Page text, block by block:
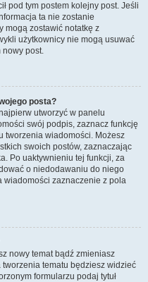
pod tym postem kolejny post. Jeśli
ta nie zostanie
mogą zostawić notatkę z
użytkownicy nie mogą usuwać
nowy post.
posta?
utworzyć w panelu
swój podpis, zaznacz funkcję
tworzenia wiadomości. Możesz
swoich postów, zaznaczając
Po uaktywnieniu tej funkcji, za
o niedodawaniu do niego
wiadomości zaznaczenie z pola
nowy temat bądź zmieniasz
tematu będziesz widzieć
formularzu podaj tytuł